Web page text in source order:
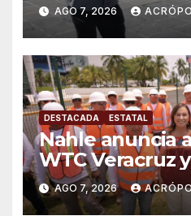
AGO 7, 2026
DESTACADA ESTATAL
Nahle anuncia
WTC Veracruz
solución para
AGO 7, 2026